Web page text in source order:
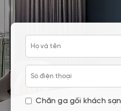
Chăn ga gối khách sạn